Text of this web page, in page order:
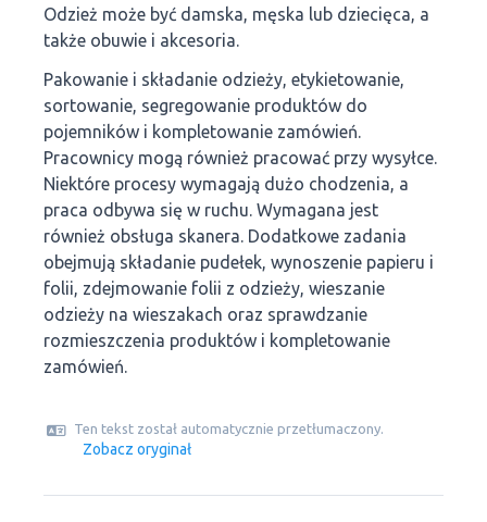
Odzież może być damska, męska lub dziecięca, a
także obuwie i akcesoria.
Pakowanie i składanie odzieży, etykietowanie,
sortowanie, segregowanie produktów do
pojemników i kompletowanie zamówień.
Pracownicy mogą również pracować przy wysyłce.
Niektóre procesy wymagają dużo chodzenia, a
praca odbywa się w ruchu. Wymagana jest
również obsługa skanera. Dodatkowe zadania
obejmują składanie pudełek, wynoszenie papieru i
folii, zdejmowanie folii z odzieży, wieszanie
odzieży na wieszakach oraz sprawdzanie
rozmieszczenia produktów i kompletowanie
zamówień.
Ten tekst został automatycznie przetłumaczony.
Zobacz oryginał